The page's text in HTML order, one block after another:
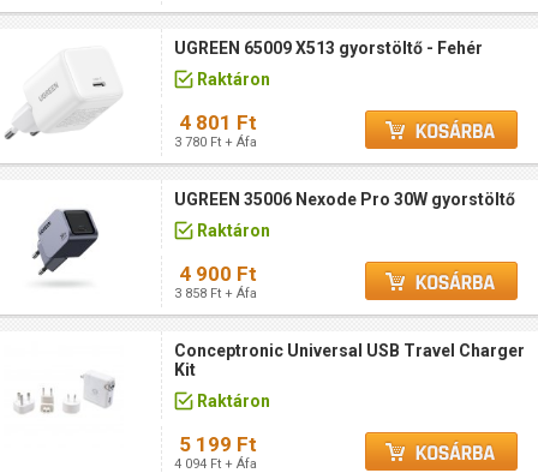
UGREEN 65009 X513 gyorstöltő - Fehér
Raktáron
4 801 Ft
3 780 Ft + Áfa
UGREEN 35006 Nexode Pro 30W gyorstöltő
Raktáron
4 900 Ft
3 858 Ft + Áfa
Conceptronic Universal USB Travel Charger
Kit
Raktáron
5 199 Ft
4 094 Ft + Áfa